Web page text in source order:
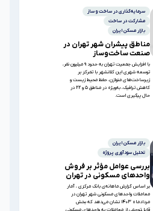
سرمایه‌گذاری در ساخت و ساز
مشارکت در ساخت
بازار مسکن ایران
مناطق پیشران شهر تهران در
صنعت ساخت‌و‌ساز
با افزایش جمعیت تهران به حدود ۹ میلیون نفر،
توسعه شهری این کلانشهر با تمرکز بر
زیرساخت‌های متوازن، حفظ محیط زیست و
کاهش ترافیک، به‌ویژه در مناطق ۵ و ۲۲ در
حال پیگیری است.
بازار مسکن ایران
تحلیل سودآوری پروژه
بررسی عوامل مؤثر بر فروش
واحدهای مسکونی در تهران
بر اساس گزارش ماهانه‌ی بانک مرکزی ، آمار
معاملات واحدهای مسکونی شهر تهران در
مردادماه ۱۴۰۳ نشان می‌دهد که بخش
قابل‌توجهی از معاملات به واحدهای مسکونی